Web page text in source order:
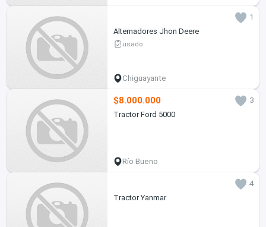
1
Alternadores Jhon Deere
usado
Chiguayante
$8.000.000
3
Tractor Ford 5000
Río Bueno
4
Tractor Yanmar